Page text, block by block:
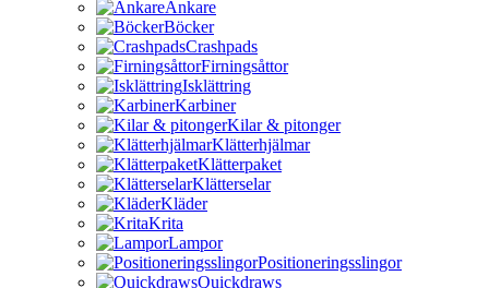
Ankare
Böcker
Crashpads
Firningsåttor
Isklättring
Karbiner
Kilar & pitonger
Klätterhjälmar
Klätterpaket
Klätterselar
Kläder
Krita
Lampor
Positioneringsslingor
Quickdraws